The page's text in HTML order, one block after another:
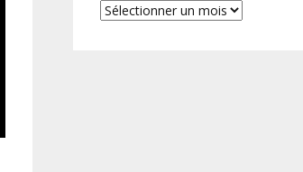
Archives